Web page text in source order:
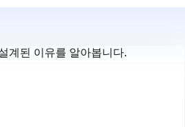
계된 이유를 알아봅니다.